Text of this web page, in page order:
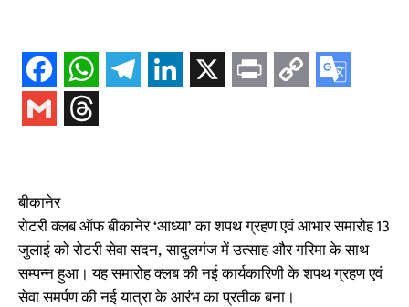
बीकानेर
रोटरी क्लब ऑफ बीकानेर ‘आध्या’ का शपथ ग्रहण एवं आभार समारोह 13
जुलाई को रोटरी सेवा सदन, सादुलगंज में उत्साह और गरिमा के साथ
सम्पन्न हुआ। यह समारोह क्लब की नई कार्यकारिणी के शपथ ग्रहण एवं
सेवा समर्पण की नई यात्रा के आरंभ का प्रतीक बना।